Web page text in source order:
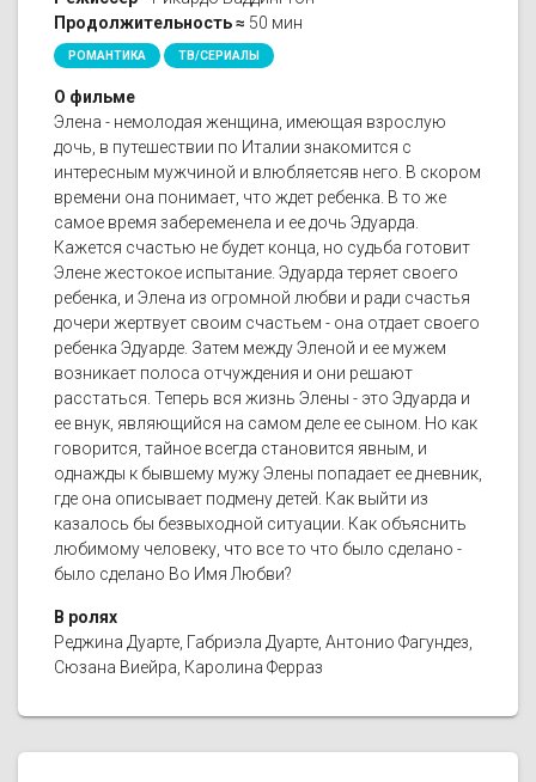
Продолжительность ≈ 50 мин
РОМАНТИКА ТВ/СЕРИАЛЫ
О фильме
Элена - немолодая женщина, имеющая взрослую
дочь, в путешествии по Италии знакомится с
интересным мужчиной и влюбляетсяв него. В скором
времени она понимает, что ждет ребенка. В то же
самое время забеременела и ее дочь Эдуарда.
Кажется счастью не будет конца, но судьба готовит
Элене жестокое испытание. Эдуарда теряет своего
ребенка, и Элена из огромной любви и ради счастья
дочери жертвует своим счастьем - она отдает своего
ребенка Эдуарде. Затем между Эленой и ее мужем
возникает полоса отчуждения и они решают
расстаться. Теперь вся жизнь Элены - это Эдуарда и
ее внук, являющийся на самом деле ее сыном. Но как
говорится, тайное всегда становится явным, и
однажды к бывшему мужу Элены попадает ее дневник,
где она описывает подмену детей. Как выйти из
казалось бы безвыходной ситуации. Как объяснить
любимому человеку, что все то что было сделано -
было сделано Во Имя Любви?
В ролях
Реджина Дуарте, Габриэла Дуарте, Антонио Фагундез,
Сюзана Виейра, Каролина Ферраз